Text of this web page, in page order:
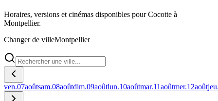
Horaires, versions et cinémas disponibles pour Cocotte à
Montpellier.
Changer de villeMontpellier
ven.07aoûtsam.08aoûtdim.09aoûtlun.10aoûtmar.11aoûtmer.12août